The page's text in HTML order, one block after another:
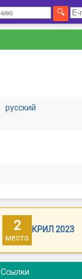
русский
2
место
КРИЛ 2023
Ссылки